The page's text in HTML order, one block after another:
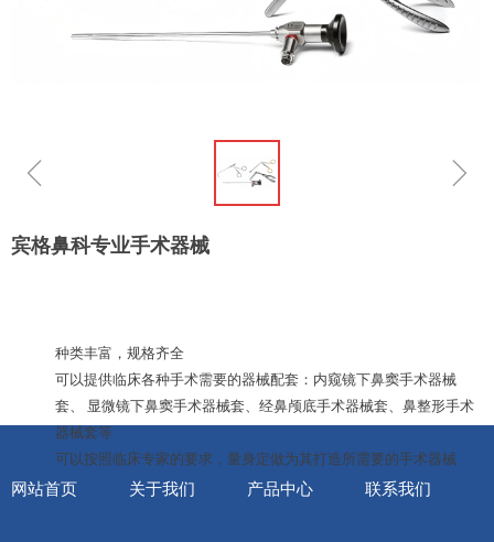
ꁆ ꁇ
宾格鼻科专业手术器械
种类丰富，规格齐全
可以提供临床各种手术需要的器械配套：内窥镜下鼻窦手术器械
套、 显微镜下鼻窦手术器械套、经鼻颅底手术器械套、鼻整形手术
器械套等
可以按照临床专家的要求，量身定做为其打造所需要的手术器械
网站首页 关于我们 产品中心 联系我们